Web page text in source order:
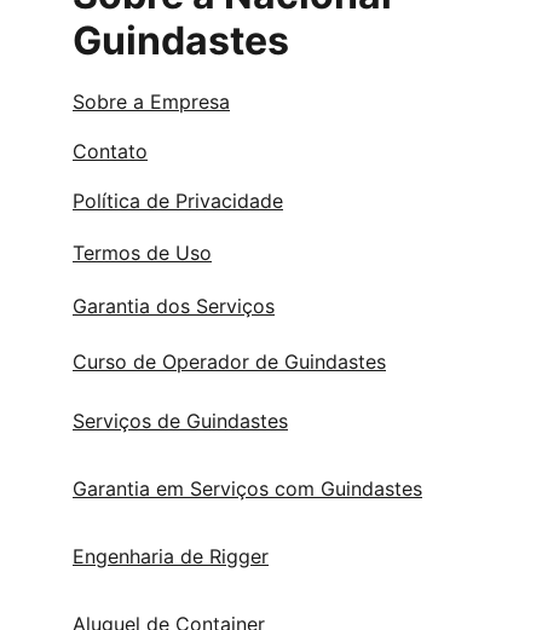
Guindastes
Sobre a Empresa
Contato
Política de Privacidade
Termos de Uso
Garantia dos Serviços
Curso de Operador de Guindastes
Serviços de Guindastes
Garantia em Serviços com Guindastes
Engenharia de Rigger
Aluguel de Container